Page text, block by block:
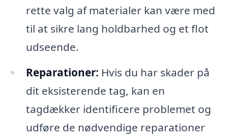
rette valg af materialer kan være med
til at sikre lang holdbarhed og et flot
udseende.
Reparationer: Hvis du har skader på
dit eksisterende tag, kan en
tagdækker identificere problemet og
udføre de nødvendige reparationer